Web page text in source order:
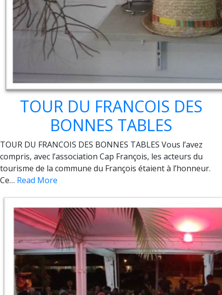
TOUR DU FRANCOIS DES
BONNES TABLES
TOUR DU FRANCOIS DES BONNES TABLES Vous l’avez
compris, avec l’association Cap François, les acteurs du
tourisme de la commune du François étaient à l’honneur.
Ce… Read More